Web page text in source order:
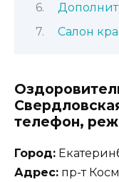
Салон
телефон,
Город:
Адрес: пр-т